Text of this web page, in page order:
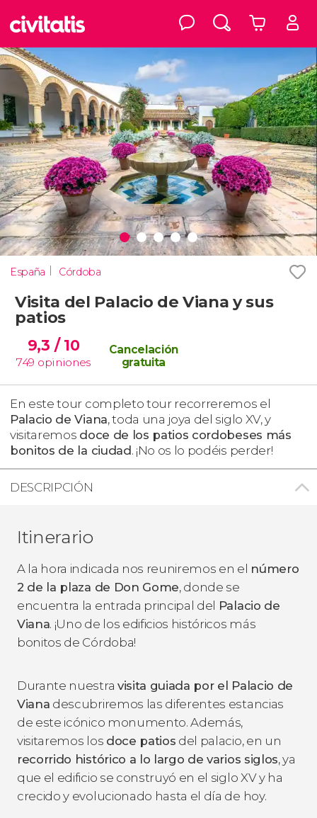
España Córdoba
Visita del Palacio de Viana y sus
patios
9,3 / 10
749 opiniones
Cancelación
gratuita
En este tour completo tour recorreremos el
Palacio de Viana, toda una joya del siglo XV, y
visitaremos doce de los patios cordobeses más
bonitos de la ciudad. ¡No os lo podéis perder!
DESCRIPCIÓN
Itinerario
A la hora indicada nos reuniremos en el número
2 de la plaza de Don Gome, donde se
encuentra la entrada principal del Palacio de
Viana. ¡Uno de los edificios históricos más
bonitos de Córdoba!
Durante nuestra visita guiada por el Palacio de
Viana descubriremos las diferentes estancias
de este icónico monumento. Además,
visitaremos los doce patios del palacio, en un
recorrido histórico a lo largo de varios siglos, ya
que el edificio se construyó en el siglo XV y ha
crecido y evolucionado hasta el día de hoy.